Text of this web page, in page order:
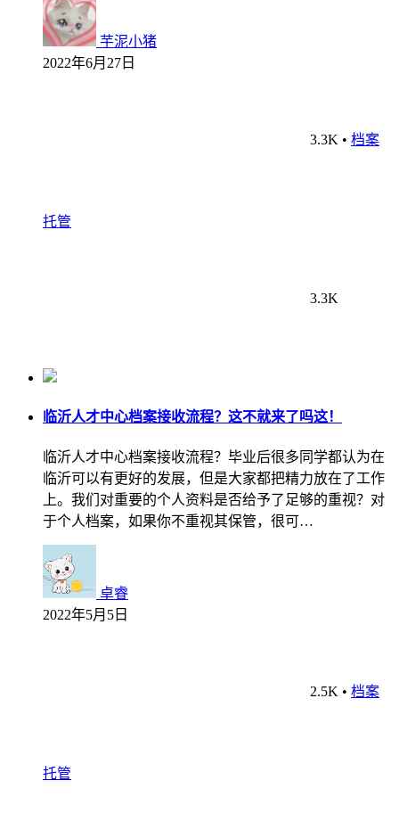
芋泥小猪
2022年6月27日
3.3K • 档案
托管
3.3K
临沂人才中心档案接收流程？这不就来了吗这！
临沂人才中心档案接收流程？毕业后很多同学都认为在
临沂可以有更好的发展，但是大家都把精力放在了工作
上。我们对重要的个人资料是否给予了足够的重视？对
于个人档案，如果你不重视其保管，很可…
卓睿
2022年5月5日
2.5K • 档案
托管